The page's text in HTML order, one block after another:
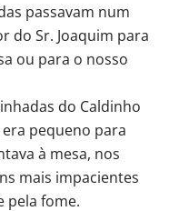
passavam num
do Sr. Joaquim para
ou para o nosso
do Caldinho
pequeno para
à mesa, nos
mais impacientes
pela fome.